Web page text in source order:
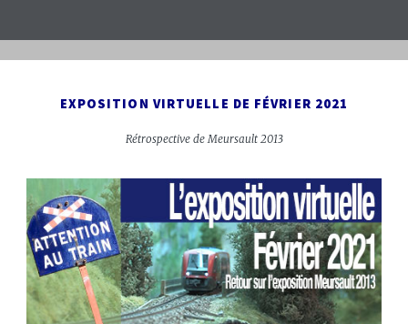
EXPOSITION VIRTUELLE DE FÉVRIER 2021
Rétrospective de Meursault 2013